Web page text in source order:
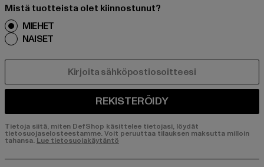
Mistä tuotteista olet kiinnostunut?
MIEHET
NAISET
REKISTERÖIDY
Tietoja siitä, miten DefShop käsittelee tietojasi, löydät
tietosuojaselosteestamme. Voit peruuttaa tilauksen maksutta milloin
tahansa. Lue tietosuojakäytäntö